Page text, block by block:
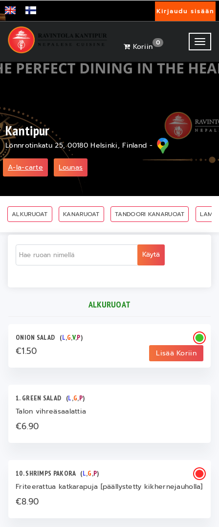
Kirjaudu sisään
Koriin0
Kantipur
Lönnrotinkatu 25, 00180 Helsinki, Finland -
A-la-carte Lounas
ALKURUOAT KANARUOAT TANDOORI KANARUOAT
Käytä
ALKURUOAT
ONION SALAD (L,G,V,P)
€1.50 Lisää Koriin
1. GREEN SALAD (L,G,P)
Talon vihreäsaalattia
€6.90
10. SHRIMPS PAKORA (L,G,P)
Friteerattua katkarapuja [päällystetty kikhernejauholla]
€8.90